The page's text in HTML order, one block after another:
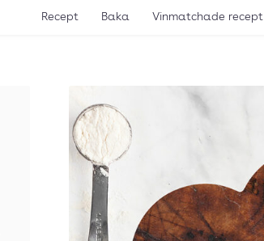
Recept Baka Vinmatchade recept